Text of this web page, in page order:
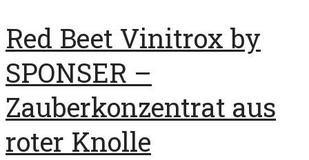
Red Beet Vinitrox by
SPONSER –
Zauberkonzentrat aus
roter Knolle